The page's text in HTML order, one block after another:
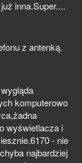
inna.Super....
z antenką.
komputerowo
wyświetlacza i
- nie
najbardziej